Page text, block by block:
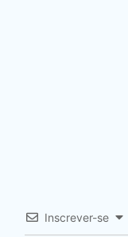
Inscrever-se